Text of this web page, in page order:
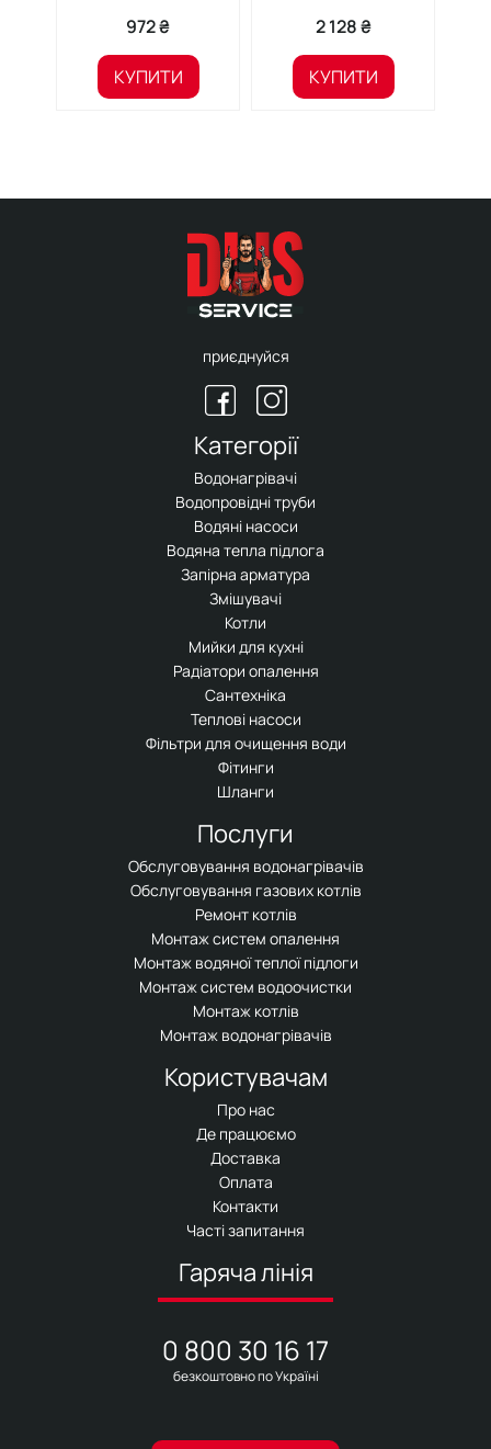
972 ₴
КУПИТИ
2 128 ₴
КУПИТИ
приєднуйся
Категорії
Водонагрівачі
Водопровідні труби
Водяні насоси
Водяна тепла підлога
Запірна арматура
Змішувачі
Котли
Мийки для кухні
Радіатори опалення
Сантехніка
Теплові насоси
Фільтри для очищення води
Фітинги
Шланги
Послуги
Обслуговування водонагрівачів
Обслуговування газових котлів
Ремонт котлів
Монтаж систем опалення
Монтаж водяної теплої підлоги
Монтаж систем водоочистки
Монтаж котлів
Монтаж водонагрівачів
Користувачам
Про нас
Де працюємо
Доставка
Оплата
Контакти
Часті запитання
Гаряча лінія
0 800 30 16 17
безкоштовно по Україні